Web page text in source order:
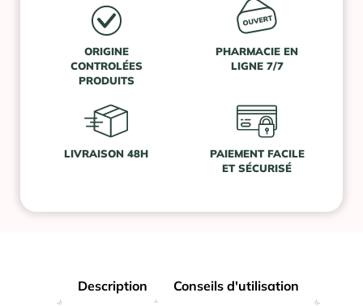
ORIGINE
CONTROLÉES
PRODUITS
PHARMACIE EN
LIGNE 7/7
LIVRAISON 48H
PAIEMENT FACILE
ET SÉCURISÉ
Description
Conseils d'utilisation